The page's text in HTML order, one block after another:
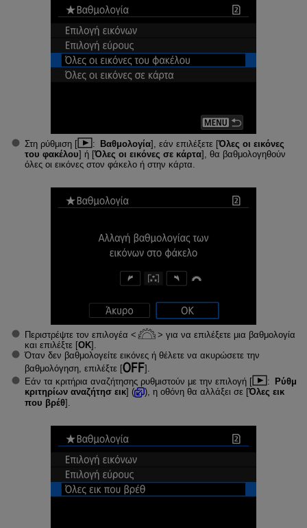
Στη ρύθμιση [ : Βαθμολογία], εάν επιλέξετε [Όλες οι εικόνες
του φακέλου] ή [Όλες οι εικόνες σε κάρτα], θα βαθμολογηθούν
όλες οι εικόνες στον φάκελο ή στην κάρτα.
Περιστρέψτε τον επιλογέα
για να επιλέξετε μια βαθμολογία
και επιλέξτε [ΟΚ].
Όταν δεν βαθμολογείτε εικόνες ή θέλετε να ακυρώσετε την
βαθμολόγηση, επιλέξτε [
].
Εάν τα κριτήρια αναζήτησης ρυθμιστούν με την επιλογή [
: Ρύθμ
κριτηρίων αναζήτησ εικ] ( ), η οθόνη θα αλλάξει σε [Όλες εικ
που βρέθ].